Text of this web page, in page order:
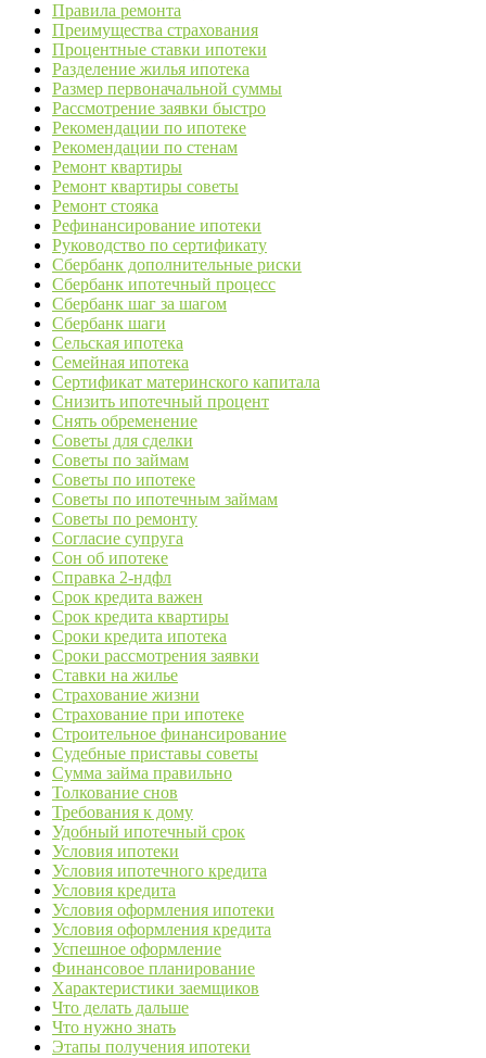
Правила ремонта
Преимущества страхования
Процентные ставки ипотеки
Разделение жилья ипотека
Размер первоначальной суммы
Рассмотрение заявки быстро
Рекомендации по ипотеке
Рекомендации по стенам
Ремонт квартиры
Ремонт квартиры советы
Ремонт стояка
Рефинансирование ипотеки
Руководство по сертификату
Сбербанк дополнительные риски
Сбербанк ипотечный процесс
Сбербанк шаг за шагом
Сбербанк шаги
Сельская ипотека
Семейная ипотека
Сертификат материнского капитала
Снизить ипотечный процент
Снять обременение
Советы для сделки
Советы по займам
Советы по ипотеке
Советы по ипотечным займам
Советы по ремонту
Согласие супруга
Сон об ипотеке
Справка 2-ндфл
Срок кредита важен
Срок кредита квартиры
Сроки кредита ипотека
Сроки рассмотрения заявки
Ставки на жилье
Страхование жизни
Страхование при ипотеке
Строительное финансирование
Судебные приставы советы
Сумма займа правильно
Толкование снов
Требования к дому
Удобный ипотечный срок
Условия ипотеки
Условия ипотечного кредита
Условия кредита
Условия оформления ипотеки
Условия оформления кредита
Успешное оформление
Финансовое планирование
Характеристики заемщиков
Что делать дальше
Что нужно знать
Этапы получения ипотеки